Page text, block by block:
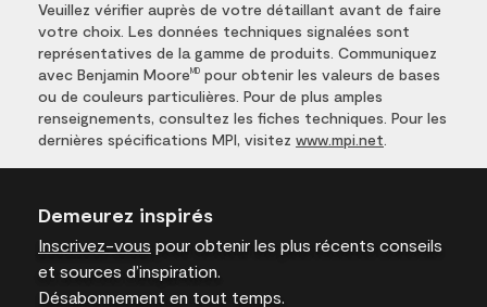
Veuillez vérifier auprès de votre détaillant avant de faire
votre choix. Les données techniques signalées sont
représentatives de la gamme de produits. Communiquez
avec Benjamin Moore MD pour obtenir les valeurs de bases
ou de couleurs particulières. Pour de plus amples
renseignements, consultez les fiches techniques. Pour les
dernières spécifications MPI, visitez www.mpi.net
Demeurez inspirés
Inscrivez-vous pour obtenir les plus récents conseils
et sources d’inspiration.
Désabonnement en tout temps.